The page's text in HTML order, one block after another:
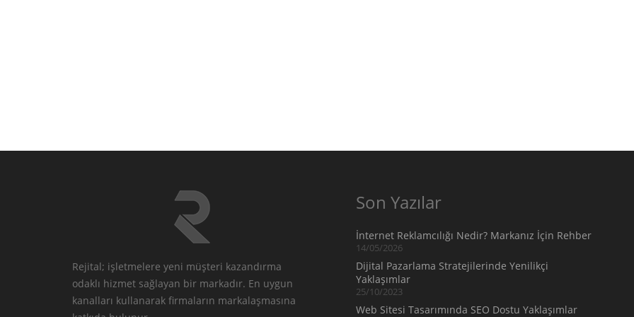
Rejital; işletmelere yeni müşteri kazandırma
odaklı hizmet sağlayan bir markadır. En uygun
kanalları kullanarak firmaların markalaşmasına
Son Yazılar
İnternet Reklamcılığı Nedir? Markanız İçin Rehber
14/05/2026
Dijital Pazarlama Stratejilerinde Yenilikçi
Yaklaşımlar
25/10/2023
Web Sitesi Tasarımında SEO Dostu Yaklaşımlar